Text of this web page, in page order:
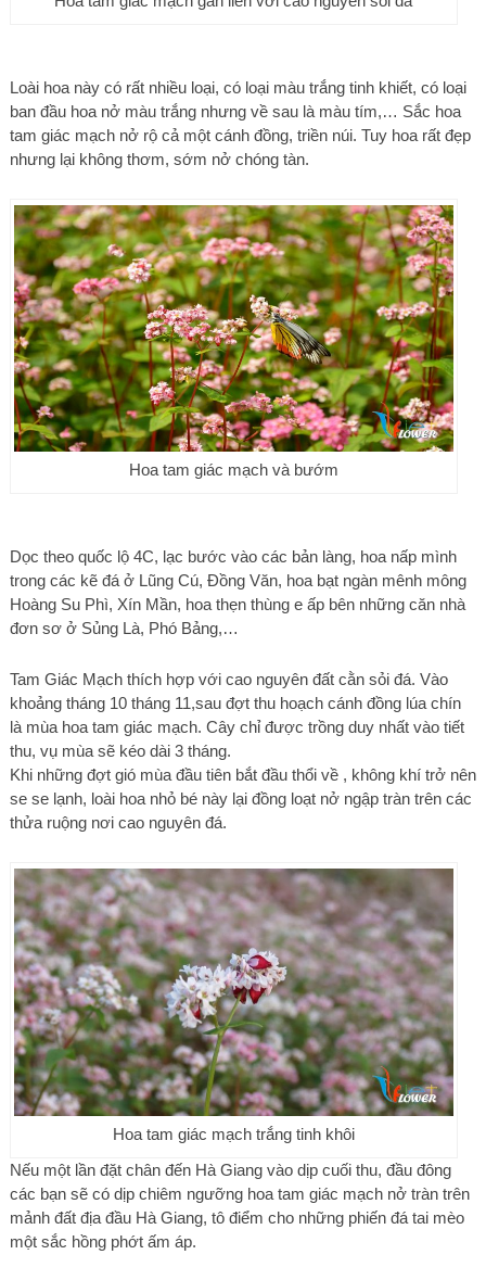
Loài hoa này có rất nhiều loại, có loại màu trắng tinh khiết, có loại
ban đầu hoa nở màu trắng nhưng về sau là màu tím,… Sắc hoa
tam giác mạch nở rộ cả một cánh đồng, triền núi. Tuy hoa rất đẹp
nhưng lại không thơm, sớm nở chóng tàn.
Hoa tam giác mạch và bướm
Dọc theo quốc lộ 4C, lạc bước vào các bản làng, hoa nấp mình
trong các kẽ đá ở Lũng Cú, Đồng Văn, hoa bạt ngàn mênh mông
Hoàng Su Phì, Xín Mần, hoa thẹn thùng e ấp bên những căn nhà
đơn sơ ở Sủng Là, Phó Bảng,…
Tam Giác Mạch thích hợp với cao nguyên đất cằn sỏi đá. Vào
khoảng tháng 10 tháng 11,sau đợt thu hoạch cánh đồng lúa chín
là mùa hoa tam giác mạch. Cây chỉ được trồng duy nhất vào tiết
thu, vụ mùa sẽ kéo dài 3 tháng.
Khi những đợt gió mùa đầu tiên bắt đầu thổi về , không khí trở nên
se se lạnh, loài hoa nhỏ bé này lại đồng loạt nở ngập tràn trên các
thửa ruộng nơi cao nguyên đá.
Hoa tam giác mạch trắng tinh khôi
Nếu một lần đặt chân đến Hà Giang vào dịp cuối thu, đầu đông
các bạn sẽ có dịp chiêm ngưỡng hoa tam giác mạch nở tràn trên
mảnh đất địa đầu Hà Giang, tô điểm cho những phiến đá tai mèo
một sắc hồng phớt ấm áp.